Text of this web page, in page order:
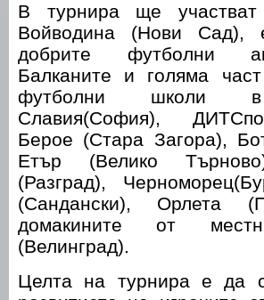
В турнира ще
Войводина (Нови Сад),
добрите футболни
Балканите и голяма
футболни школи в
Славия(София),
Берое (Стара Загора),
Етър (Велико
(Разград),
(Сандански), Орлета
домакините от
(Велинград).
Целта на турнира е да